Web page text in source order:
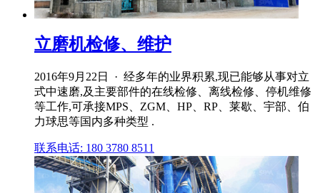
立磨机检修、维护
2016年9月22日 · 经多年的业界积累,现已能够从事对立
式中速磨,及主要部件的在线检修、离线检修、停机维修
等工作,可承接MPS、ZGM、HP、RP、莱歇、宇部、伯
力球思等国内多种类型 .
联系电话: 180 3780 8511